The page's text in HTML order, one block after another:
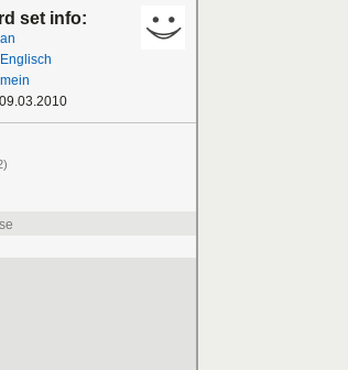
set info:
Englisch
09.03.2010